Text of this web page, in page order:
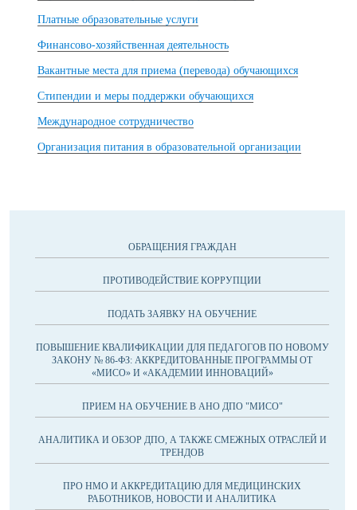
Платные образовательные услуги
Финансово-хозяйственная деятельность
Вакантные места для приема (перевода) обучающихся
Стипендии и меры поддержки обучающихся
Международное сотрудничество
Организация питания в образовательной организации
ОБРАЩЕНИЯ ГРАЖДАН
ПРОТИВОДЕЙСТВИЕ КОРРУПЦИИ
ПОДАТЬ ЗАЯВКУ НА ОБУЧЕНИЕ
ПОВЫШЕНИЕ КВАЛИФИКАЦИИ ДЛЯ ПЕДАГОГОВ ПО НОВОМУ
ЗАКОНУ № 86-ФЗ: АККРЕДИТОВАННЫЕ ПРОГРАММЫ ОТ
«МИСО» И «АКАДЕМИИ ИННОВАЦИЙ»
ПРИЕМ НА ОБУЧЕНИЕ В АНО ДПО "МИСО"
АНАЛИТИКА И ОБЗОР ДПО, А ТАКЖЕ СМЕЖНЫХ ОТРАСЛЕЙ И
ТРЕНДОВ
ПРО НМО И АККРЕДИТАЦИЮ ДЛЯ МЕДИЦИНСКИХ
РАБОТНИКОВ, НОВОСТИ И АНАЛИТИКА